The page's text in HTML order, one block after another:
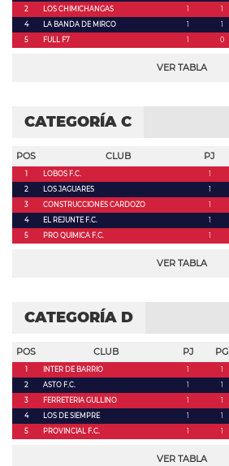
2
LOS CHIMICHANGAS 1 1
4
LA BANDA DE MIRCO 1 1
5
FULL F7 1 0
VER TABLA
CATEGORÍA C
POS CLUB PJ
1 LOBOS F.C. 1
2
LOS JAGUARES 1
3
CONSTRUCCIONES CARDOZO 1
4
EL REJUNTE F.C. 1
5
PRO QUIMICA F.C. 1
VER TABLA
CATEGORÍA D
POS CLUB PJ PG
1 INTER DE BARRIO 1 1
2
ASTO F.C. 1 1
3
FERRETERIA GULLINO 1 1
4
LOS DE SIEMPRE 1 1
5
PROVINCIAL F.C. 1 1
VER TABLA